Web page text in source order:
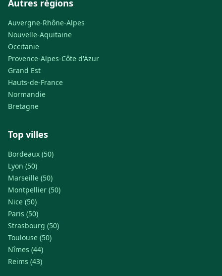
Autres régions
Auvergne-Rhône-Alpes
Nouvelle-Aquitaine
Occitanie
Provence-Alpes-Côte d'Azur
Grand Est
Hauts-de-France
Normandie
Bretagne
Top villes
Bordeaux (50)
Lyon (50)
Marseille (50)
Montpellier (50)
Nice (50)
Paris (50)
Strasbourg (50)
Toulouse (50)
Nîmes (44)
Reims (43)